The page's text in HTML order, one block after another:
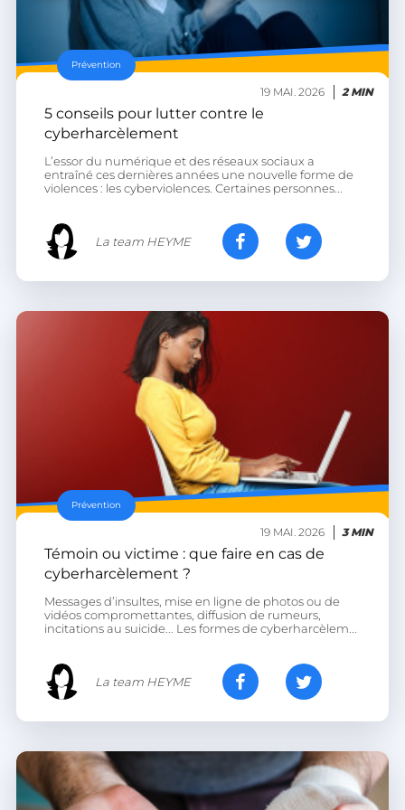
19 MAI. 2026 2 MIN
Prévention
5 conseils pour lutter contre le
cyberharcèlement
L’essor du numérique et des réseaux sociaux a
entraîné ces dernières années une nouvelle forme de
violences : les cyberviolences. Certaines personnes...
La team HEYME
19 MAI. 2026 3 MIN
Prévention
Témoin ou victime : que faire en cas de
cyberharcèlement ?
Messages d’insultes, mise en ligne de photos ou de
vidéos compromettantes, diffusion de rumeurs,
incitations au suicide... Les formes de cyberharcèlem...
La team HEYME
.linkedin.com
.heyme.care
Services Limited
.accounts.livechatinc.com
__oauth_redirect_detector
CookieScript
.heyme.care
VISITOR_PRIVACY_METADATA
YouTube
.youtube.com